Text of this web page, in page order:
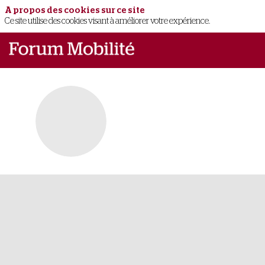
A propos des cookies sur ce site
Ce site utilise des cookies visant à améliorer votre expérience.